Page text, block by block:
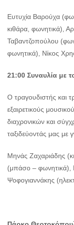
Ευτυχία Βαρούχα
κιθάρα, φωνητικά),
Ταβαντζοπούλου
φωνητικά), Νίκος
21:00 Συναυλία με
Ο τραγουδιστής και
εξαιρετικούς
διαχρονικών και
ταξιδεύοντάς μας με
Μηνάς Ζαχαριάδης
(μπάσο – φωνητικά),
Ψοφογιαννάκης